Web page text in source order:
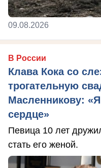
09.08.2026
В России
Клава Кока со
трогательную
Масленникову:
сердце»
Певица 10 лет
стать его женой.